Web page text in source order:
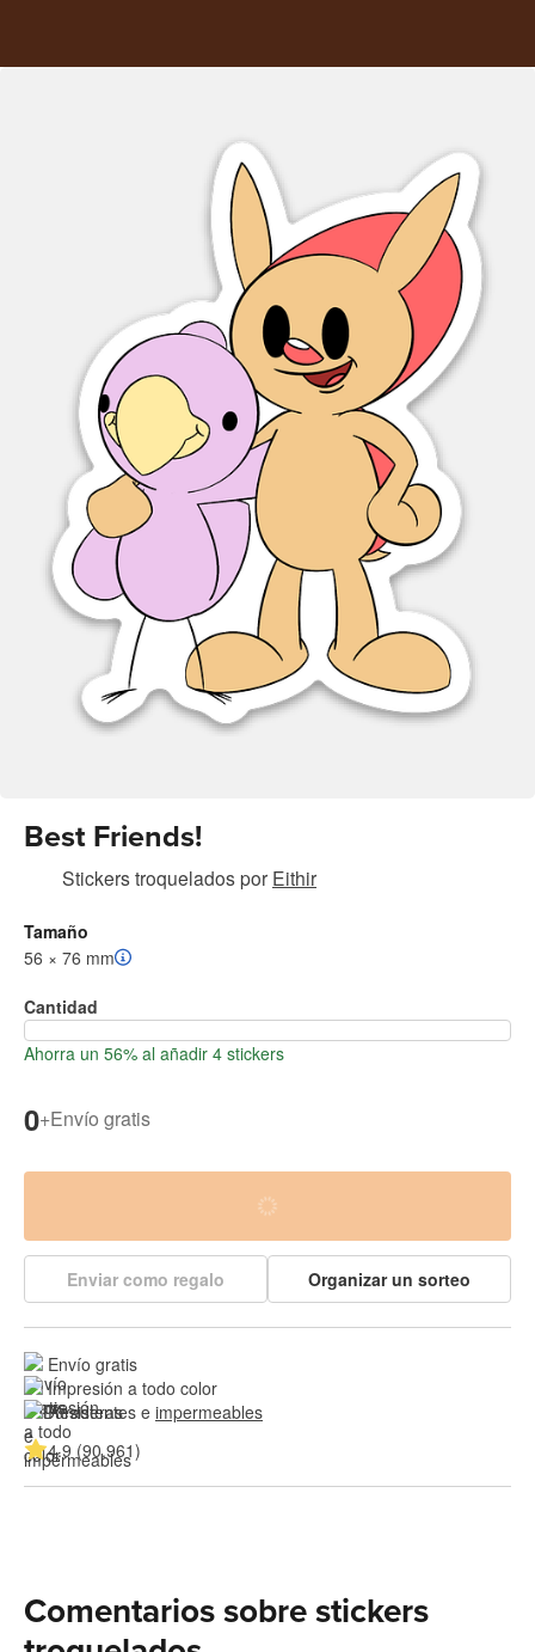
Best Friends!
Stickers troqueladospor Eithir
Tamaño
56 × 76 mm
Cantidad
Ahorra un 56% al añadir 4 stickers
0+Envío gratis
Enviar como regalo Organizar un sorteo
Envío gratis
Impresión a todo color
Resistentes e impermeables
4.9 (90,961)
Comentarios sobre stickers